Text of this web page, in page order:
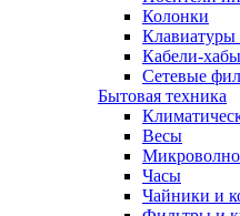
Колонки
Кабели-хабы
Сетевые
Бытовая техника
Весы
Часы
Чайники и